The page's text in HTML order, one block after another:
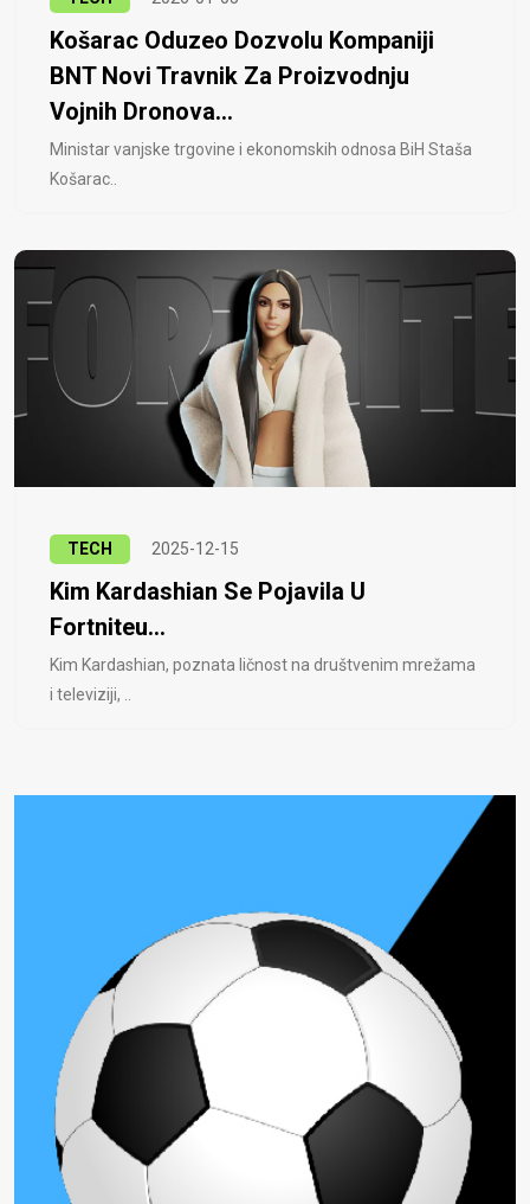
Košarac Oduzeo Dozvolu Kompaniji
BNT Novi Travnik Za Proizvodnju
Vojnih Dronova...
Ministar vanjske trgovine i ekonomskih odnosa BiH Staša
Košarac..
TECH 2025-12-15
Kim Kardashian Se Pojavila U
Fortniteu...
Kim Kardashian, poznata ličnost na društvenim mrežama
i televiziji, ..